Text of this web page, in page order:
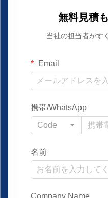
無料見積
当社の担当者がす
Email
携帯/WhatsApp
Code
名前
Company Name